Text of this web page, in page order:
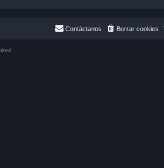
Borrar cookies
Contáctanos